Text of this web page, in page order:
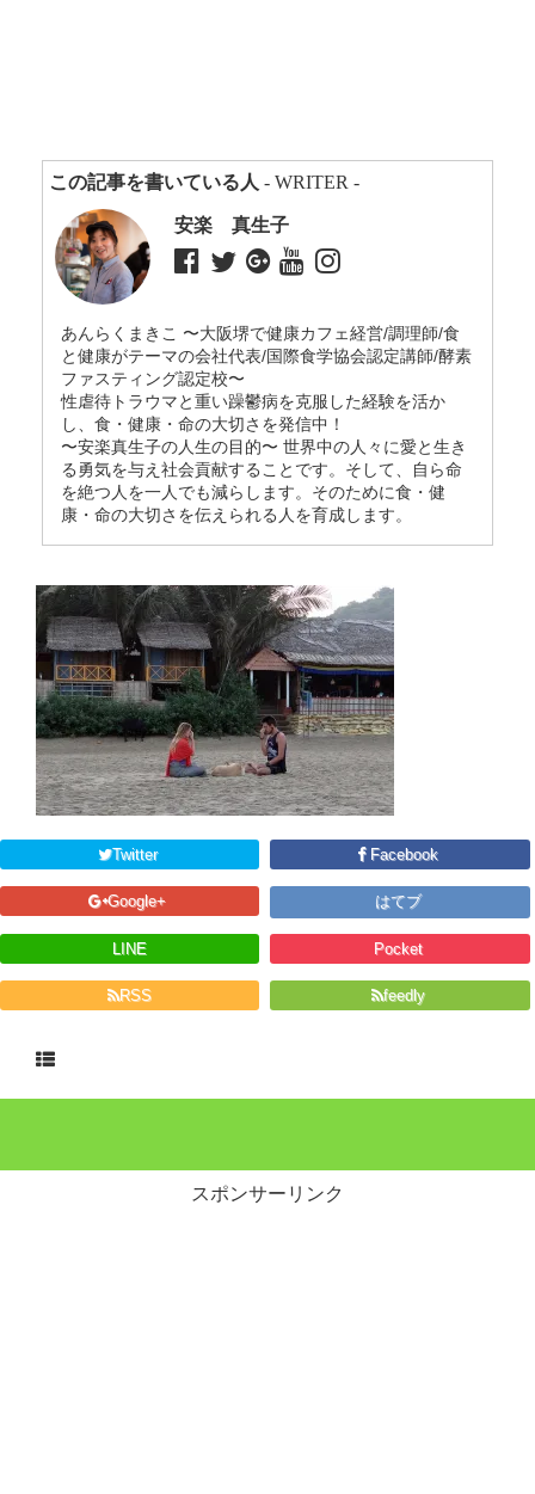
この記事を書いている人 - WRITER -
あんらくまきこ 〜大阪堺で健康カフェ経営/調理師/食
と健康がテーマの会社代表/国際食学協会認定講師/酵素
ファスティング認定校〜
性虐待トラウマと重い躁鬱病を克服した経験を活か
し、食・健康・命の大切さを発信中！
〜安楽真生子の人生の目的〜 世界中の人々に愛と生き
る勇気を与え社会貢献することです。そして、自ら命
を絶つ人を一人でも減らします。そのために食・健
康・命の大切さを伝えられる人を育成します。
安楽 真生子
Twitter Facebook
Google+ はてブ
LINE Pocket
RSS feedly
スポンサーリンク